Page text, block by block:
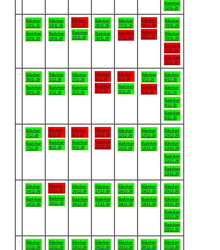
Badviken
22/11-26
Båtviken
23/11-26
Badviken
23/11-26
Båtviken
24/11-26
Badviken
24/11-26
Båtviken
25/11-26
Badviken
25/11-26
Båtviken
26/11-26
Badviken
26/11-26
Båtviken
27/11-26
Badviken
27/11-26
Båtviken
28/11-26
Badviken
28/11-26
Båtviken
29/11-26
Båtviken
29/11-26
Badviken
29/11-26
Badviken
29/11-26
Båtviken
30/11-26
Badviken
30/11-26
Båtviken
1/12-26
Badviken
1/12-26
Båtviken
2/12-26
Badviken
2/12-26
Båtviken
3/12-26
Badviken
3/12-26
Båtviken
4/12-26
Badviken
4/12-26
Båtviken
5/12-26
Badviken
5/12-26
Båtviken
6/12-26
Båtviken
6/12-26
Badviken
6/12-26
Badviken
6/12-26
Båtviken
7/12-26
Badviken
7/12-26
Båtviken
8/12-26
Badviken
8/12-26
Båtviken
9/12-26
Badviken
9/12-26
Båtviken
10/12-26
Badviken
10/12-26
Båtviken
11/12-26
Badviken
11/12-26
Båtviken
12/12-26
Badviken
12/12-26
Båtviken
13/12-26
Båtviken
13/12-26
Badviken
13/12-26
Badviken
13/12-26
Båtviken
14/12-26
Badviken
14/12-26
Båtviken
15/12-26
Badviken
15/12-26
Båtviken
16/12-26
Badviken
16/12-26
Båtviken
17/12-26
Badviken
17/12-26
Båtviken
18/12-26
Badviken
18/12-26
Båtviken
19/12-26
Badviken
19/12-26
Båtviken
20/12-26
Båtviken
20/12-26
Badviken
20/12-26
Badviken
20/12-26
Båtviken
21/12-26
Båtviken
22/12-26
Båtviken
23/12-26
Båtviken
24/12-26
Båtviken
25/12-26
Båtviken
26/12-26
Båtviken
27/12-26